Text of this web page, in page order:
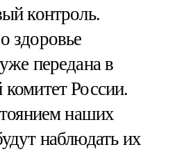
контроль.
здоровье
передана в
России.
наших
наблюдать их